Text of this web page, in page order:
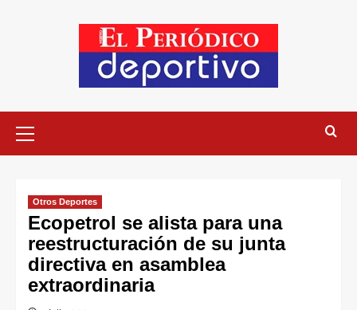
Otros Deportes
Ecopetrol se alista para una
reestructuración de su junta
directiva en asamblea
extraordinaria